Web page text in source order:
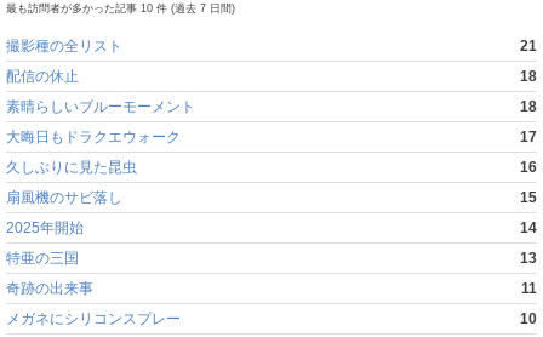
最も訪問者が多かった記事 10 件 (過去 7 日間)
撮影種の全リスト
21
配信の休止
18
素晴らしいブルーモーメント
18
大晦日もドラクエウォーク
17
久しぶりに見た昆虫
16
扇風機のサビ落し
15
2025年開始
14
特亜の三国
13
奇跡の出来事
11
メガネにシリコンスプレー
10